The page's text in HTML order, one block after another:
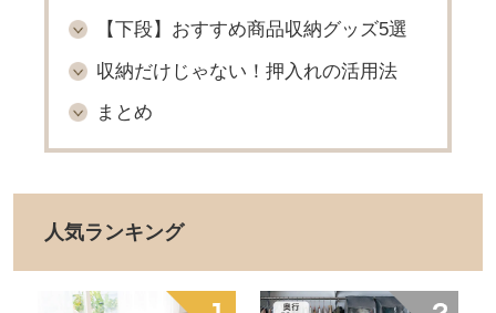
【下段】おすすめ商品収納グッズ5選
収納だけじゃない！押入れの活用法
まとめ
人気ランキング